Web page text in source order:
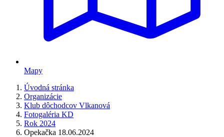
Mapy
Úvodná stránka
Organizácie
Klub dôchodcov Vlkanová
Fotogaléria KD
Rok 2024
Opekačka 18.06.2024